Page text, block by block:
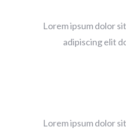
Lorem ipsum dolor
adipiscing elit
Lorem ipsum dolor